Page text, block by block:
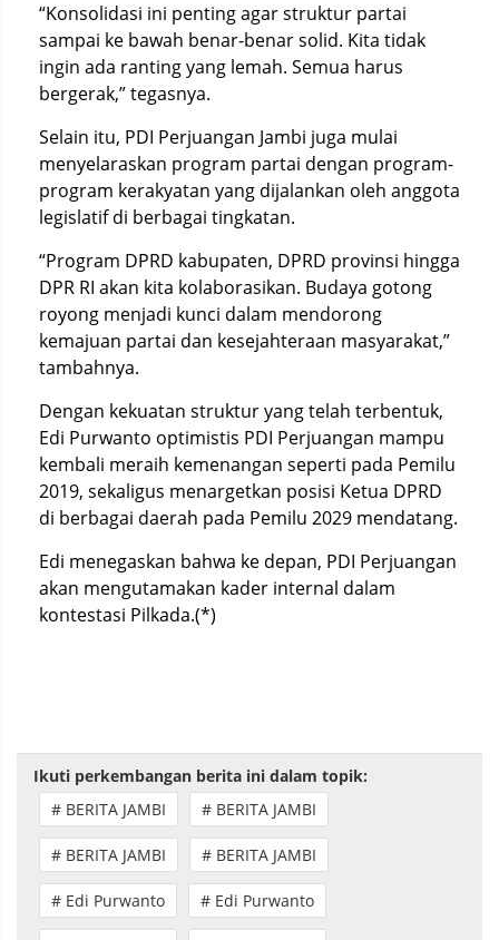
“Konsolidasi ini penting agar struktur partai
sampai ke bawah benar-benar solid. Kita tidak
ingin ada ranting yang lemah. Semua harus
bergerak,” tegasnya.
Selain itu, PDI Perjuangan Jambi juga mulai
menyelaraskan program partai dengan program-
program kerakyatan yang dijalankan oleh anggota
legislatif di berbagai tingkatan.
“Program DPRD kabupaten, DPRD provinsi hingga
DPR RI akan kita kolaborasikan. Budaya gotong
royong menjadi kunci dalam mendorong
kemajuan partai dan kesejahteraan masyarakat,”
tambahnya.
Dengan kekuatan struktur yang telah terbentuk,
Edi Purwanto optimistis PDI Perjuangan mampu
kembali meraih kemenangan seperti pada Pemilu
2019, sekaligus menargetkan posisi Ketua DPRD
di berbagai daerah pada Pemilu 2029 mendatang.
Edi menegaskan bahwa ke depan, PDI Perjuangan
akan mengutamakan kader internal dalam
kontestasi Pilkada.(*)
Ikuti perkembangan berita ini dalam topik:
# BERITA JAMBI
# BERITA JAMBI
# BERITA JAMBI # BERITA JAMBI
# Edi Purwanto # Edi Purwanto